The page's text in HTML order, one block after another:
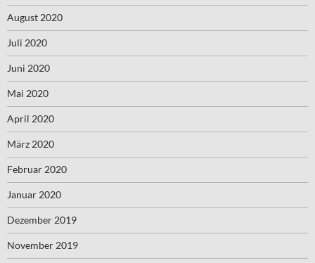
August 2020
Juli 2020
Juni 2020
Mai 2020
April 2020
März 2020
Februar 2020
Januar 2020
Dezember 2019
November 2019